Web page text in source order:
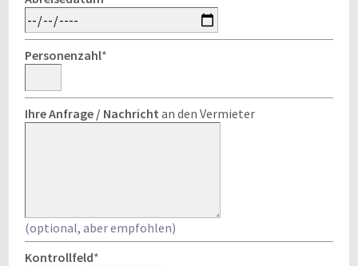
Personenzahl*
Ihre Anfrage / Nachricht an den Vermieter
(optional, aber empfohlen)
Kontrollfeld*